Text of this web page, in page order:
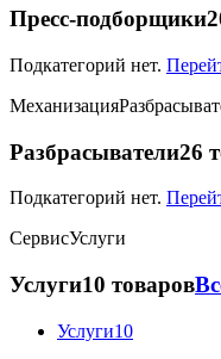
Пресс-подборщики
Подкатегорий нет.
Механизация
Разбрасыватели26
Подкатегорий нет.
СервисУслуги
Услуги10 товаров
Услуги10